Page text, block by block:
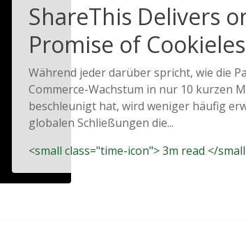
ShareThis Delivers
Promise of
Solutions
Während jeder darüber spricht, wie die
Commerce-Wachstum in nur 10 kurzen
beschleunigt hat, wird weniger häufig
globalen Schließungen die...
<small class="time-icon"> 3m read </